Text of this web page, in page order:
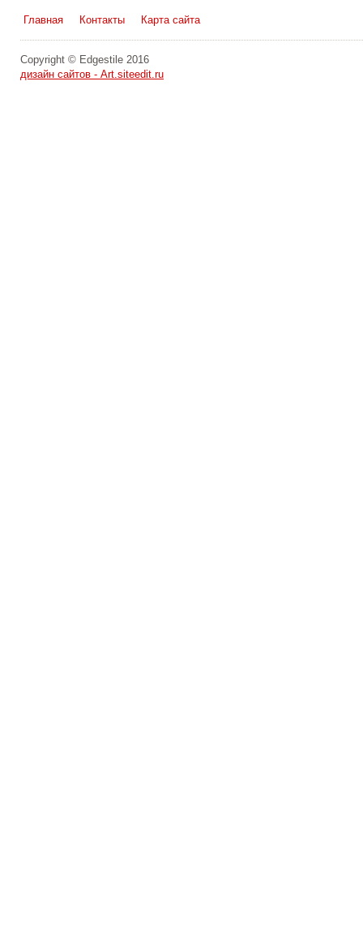
Главная Контакты Карта сайта
Copyright © Edgestile 2016
дизайн сайтов - Art.siteedit.ru